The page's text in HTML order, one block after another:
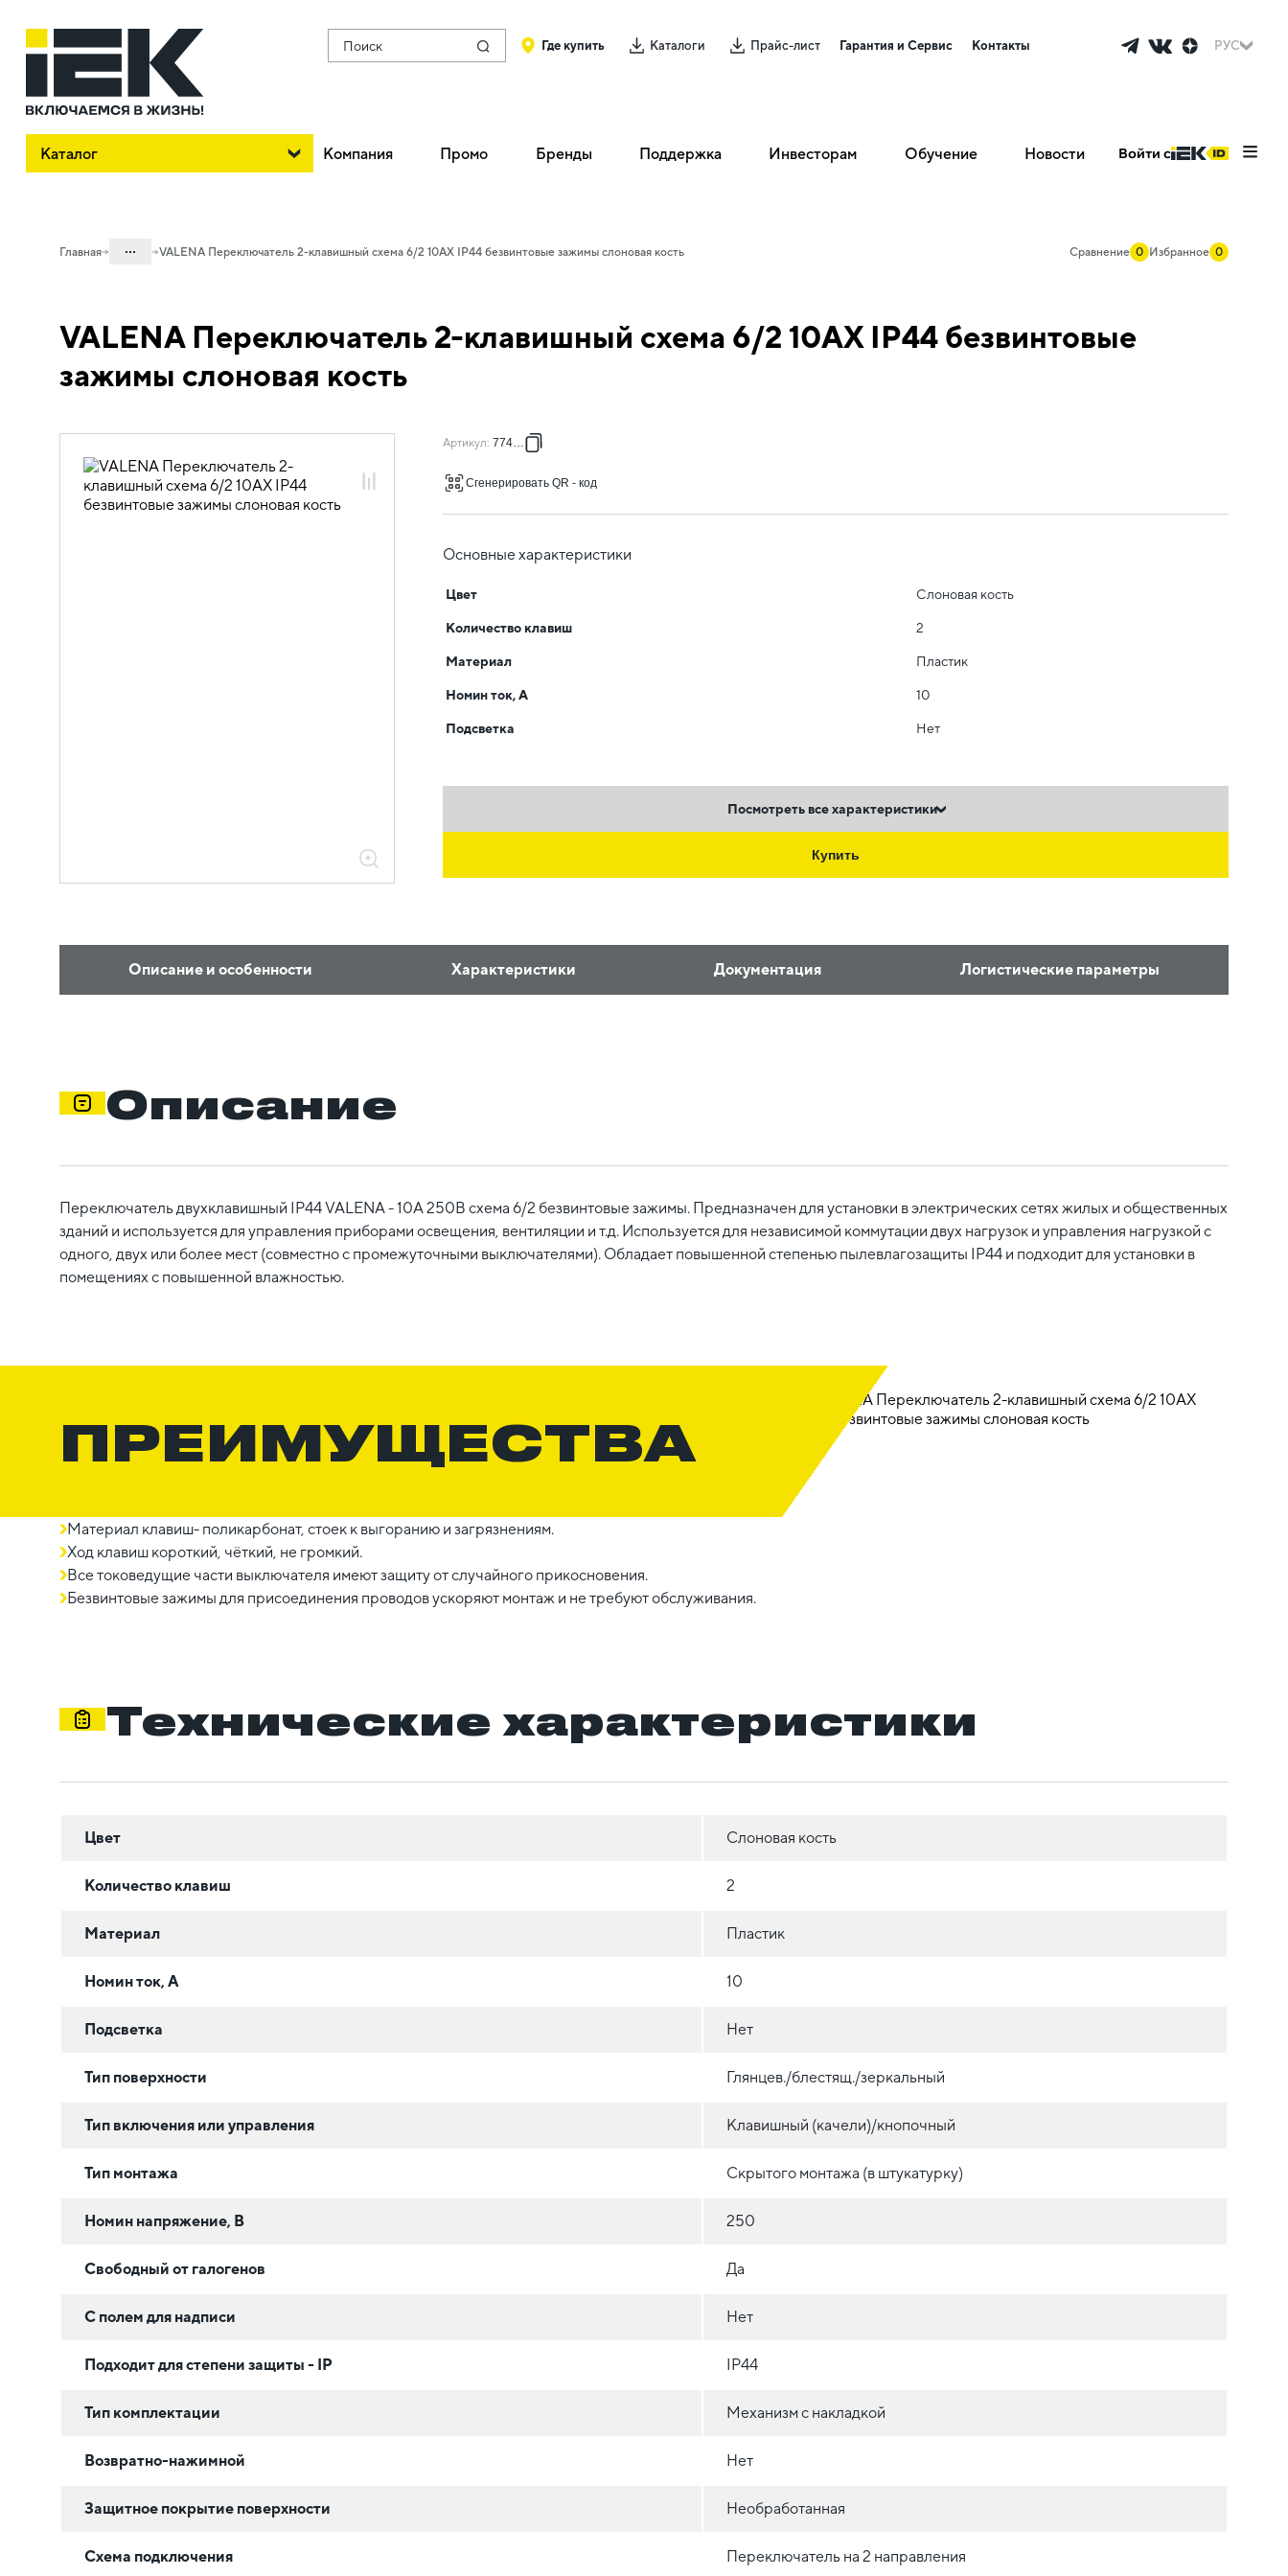
Поиск Где купить Каталоги Прайс-лист Гарантия и Сервис Контакты РУС
Каталог Компания Промо Бренды Поддержка Инвесторам Обучение Новости Войти с
Главная ...
06. Изделия электроустановочные,
удлинители и силовые разъемы
06.01 Электроустановочные изделия
слоновая кость
VALENA Переключатель 2-клавишный схема 6/2 10АХ IP44 безвинтовые зажимы слоновая кость Сравнение 0 Избранное 0
VALENA Переключатель 2-клавишный схема 6/2 10АХ IP44 безвинтовые
зажимы слоновая кость
Артикул: 774198
Сгенерировать QR - код
Основные характеристики
Цвет Слоновая кость
Количество клавиш 2
Материал Пластик
Номин ток, А 10
Подсветка Нет
Посмотреть все характеристики
Купить
Описание и особенности Характеристики Документация Логистические параметры
Описание
Переключатель двухклавишный IP44 VALENA - 10А 250В схема 6/2 безвинтовые зажимы. Предназначен для установки в электрических сетях жилых и общественных
зданий и используется для управления приборами освещения, вентиляции и т.д. Используется для независимой коммутации двух нагрузок и управления нагрузкой с
одного, двух или более мест (совместно с промежуточными выключателями). Обладает повышенной степенью пылевлагозащиты IP44 и подходит для установки в
помещениях с повышенной влажностью.
ПРЕИМУЩЕСТВА
Материал клавиш- поликарбонат, стоек к выгоранию и загрязнениям.
Ход клавиш короткий, чёткий, не громкий.
Все токоведущие части выключателя имеют защиту от случайного прикосновения.
Безвинтовые зажимы для присоединения проводов ускоряют монтаж и не требуют обслуживания.
Технические характеристики
Цвет Слоновая кость
Количество клавиш 2
Материал Пластик
Номин ток, А 10
Подсветка Нет
Тип поверхности Глянцев./блестящ./зеркальный
Тип включения или управления Клавишный (качели)/кнопочный
Тип монтажа Скрытого монтажа (в штукатурку)
Номин напряжение, В 250
Свободный от галогенов Да
С полем для надписи Нет
Подходит для степени защиты - IP IP44
Тип комплектации Механизм с накладкой
Возвратно-нажимной Нет
Защитное покрытие поверхности Необработанная
Схема подключения Переключатель на 2 направления